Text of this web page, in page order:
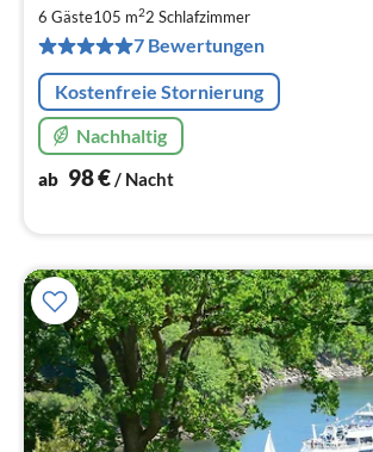
6 Gäste105 m22 Schlafzimmer
7 Bewertungen
Kostenfreie Stornierung
Nachhaltig
ab 98€/ Nacht